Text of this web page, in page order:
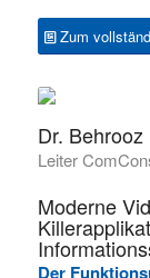
Zum
Dr.
Leiter
Moderne
Der